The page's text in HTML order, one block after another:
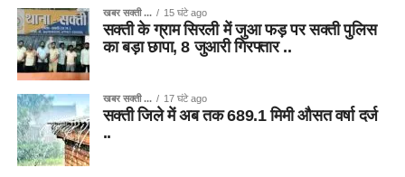
खबर सक्ती ... 15 घंटे ago
सक्ती के ग्राम सिरली में जुआ फड़ पर सक्ती पुलिस
का बड़ा छापा, 8 जुआरी गिरफ्तार ..
खबर सक्ती ... 17 घंटे ago
सक्ती जिले में अब तक 689.1 मिमी औसत वर्षा दर्ज
..